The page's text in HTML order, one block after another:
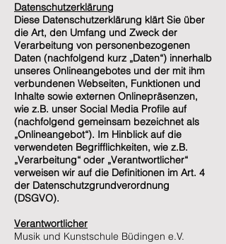
Datenschutzerklärung
Diese Datenschutzerklärung klärt Sie über
die Art, den Umfang und Zweck der
Verarbeitung von personenbezogenen
Daten (nachfolgend kurz „Daten“) innerhalb
unseres Onlineangebotes und der mit ihm
verbundenen Webseiten, Funktionen und
Inhalte sowie externen Onlinepräsenzen,
wie z.B. unser Social Media Profile auf
(nachfolgend gemeinsam bezeichnet als
„Onlineangebot“). Im Hinblick auf die
verwendeten Begrifflichkeiten, wie z.B.
„Verarbeitung“ oder „Verantwortlicher“
verweisen wir auf die Definitionen im Art. 4
der Datenschutzgrundverordnung
(DSGVO).
Verantwortlicher
Musik und Kunstschule Büdingen e.V.